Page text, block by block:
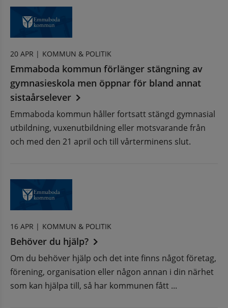
20 APR | KOMMUN & POLITIK
Emmaboda kommun förlänger stängning av
gymnasieskola men öppnar för bland annat
sistaårselever
Emmaboda kommun håller fortsatt stängd gymnasial
utbildning, vuxenutbildning eller motsvarande från
och med den 21 april och till vårterminens slut.
16 APR | KOMMUN & POLITIK
Behöver du hjälp?
Om du behöver hjälp och det inte finns något företag,
förening, organisation eller någon annan i din närhet
som kan hjälpa till, så har kommunen fått ...